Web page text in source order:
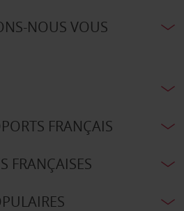
NOUS VOUS
FRANÇAIS
FRANÇAISES